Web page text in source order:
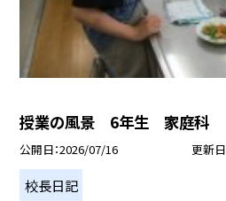
授業の風景 6年生 家庭科
公開日 2026/07/16 更新日
校長日記